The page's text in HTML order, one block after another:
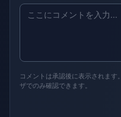
コメントは承認後に表示されま
ザでのみ確認できます。